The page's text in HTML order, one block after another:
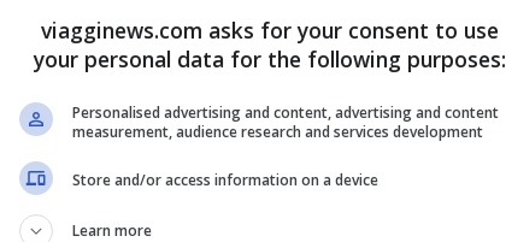
idea regalo per il proprio
‘fiori e i cioccolatini’, sebbene faccia
sport, natura e cultura
viagginews.com asks for your consent to use
your personal data for the following purposes:
Personalised advertising and content, advertising and content
measurement, audience research and services development
Store and/or access information on a device
Learn more